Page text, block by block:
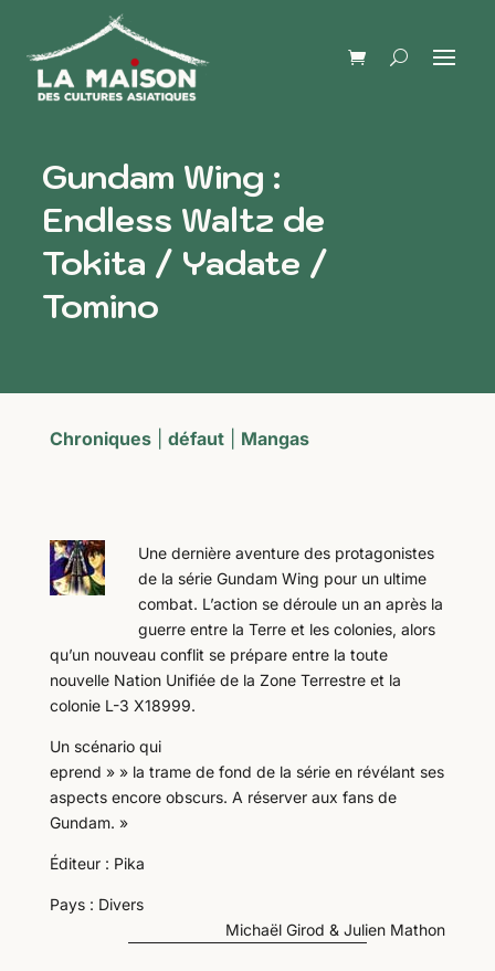
Gundam Wing :
Endless Waltz de
Tokita / Yadate /
Tomino
Chroniques| défaut| Mangas
Une dernière aventure des protagonistes
de la série Gundam Wing pour un ultime
combat. L’action se déroule un an après la
guerre entre la Terre et les colonies, alors
qu’un nouveau conflit se prépare entre la toute
nouvelle Nation Unifiée de la Zone Terrestre et la
colonie L-3 X18999.
Un scénario qui
eprend » » la trame de fond de la série en révélant ses
aspects encore obscurs. A réserver aux fans de
Gundam. »
Éditeur : Pika
Pays : Divers
Michaël Girod & Julien Mathon